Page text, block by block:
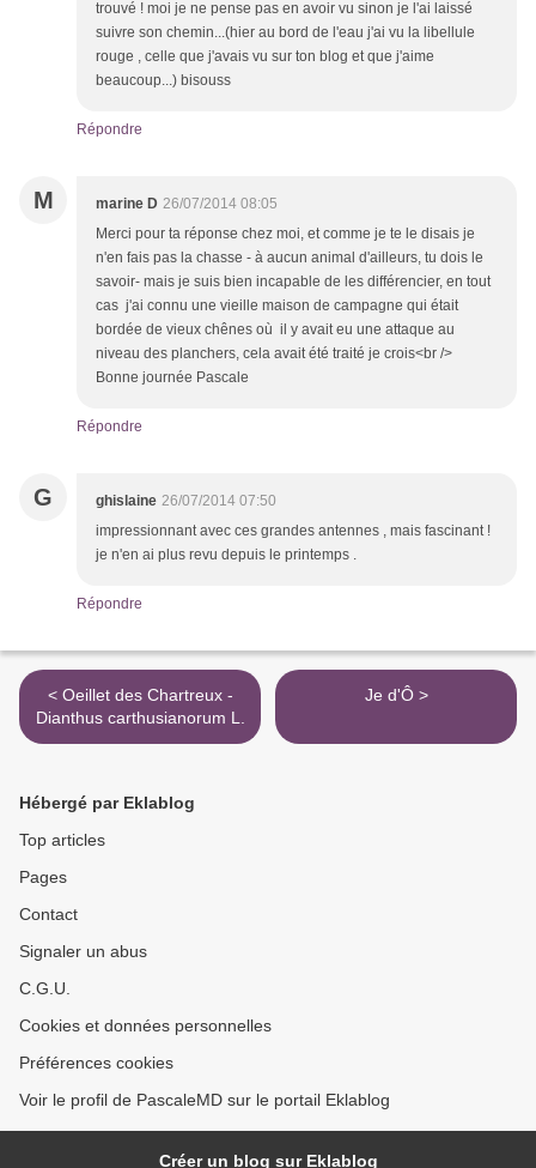
trouvé ! moi je ne pense pas en avoir vu sinon je l'ai laissé
suivre son chemin...(hier au bord de l'eau j'ai vu la libellule
rouge , celle que j'avais vu sur ton blog et que j'aime
beaucoup...) bisouss
Répondre
M marine D 26/07/2014 08:05
Merci pour ta réponse chez moi, et comme je te le disais je
n'en fais pas la chasse - à aucun animal d'ailleurs, tu dois le
savoir- mais je suis bien incapable de les différencier, en tout
cas j'ai connu une vieille maison de campagne qui était
bordée de vieux chênes où il y avait eu une attaque au
niveau des planchers, cela avait été traité je crois<br />
Bonne journée Pascale
Répondre
G ghislaine 26/07/2014 07:50
impressionnant avec ces grandes antennes , mais fascinant !
je n'en ai plus revu depuis le printemps .
Répondre
< Oeillet des Chartreux -
Dianthus carthusianorum L.
Je d'Ô >
Hébergé par Eklablog
Top articles
Pages
Contact
Signaler un abus
C.G.U.
Cookies et données personnelles
Préférences cookies
Voir le profil de PascaleMD sur le portail Eklablog
Créer un blog sur Eklablog